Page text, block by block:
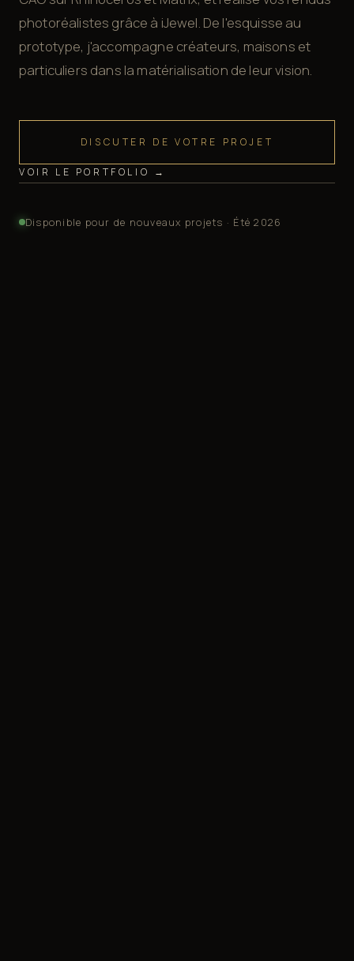
photoréalistes grâce à iJewel. De l'esquisse au
prototype, j'accompagne créateurs, maisons et
particuliers dans la matérialisation de leur vision.
DISCUTER DE VOTRE PROJET
VOIR LE PORTFOLIO →
Disponible pour de nouveaux projets · Été 2026